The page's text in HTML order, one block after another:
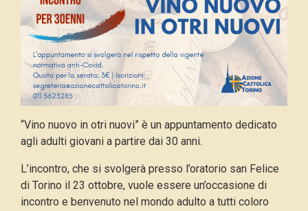
“Vino nuovo in otri nuovi” è un appuntamento dedicato
agli adulti giovani a partire dai 30 anni.
L’incontro, che si svolgerà presso l’oratorio san Felice
di Torino il 23 ottobre, vuole essere un’occasione di
incontro e benvenuto nel mondo adulto a tutti coloro